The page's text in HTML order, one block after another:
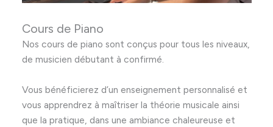
Cours de Piano
Nos cours de piano sont conçus pour tous les niveaux,
de musicien débutant à confirmé.
Vous bénéficierez d’un enseignement personnalisé et
vous apprendrez à maîtriser la théorie musicale ainsi
que la pratique, dans une ambiance chaleureuse et